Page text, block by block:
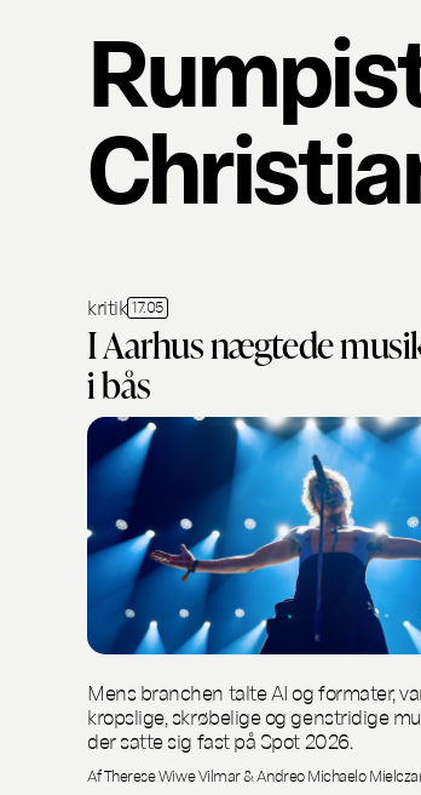
kritik 17.05
I Aarhus nægtede
i bås
Mens branchen talte AI og formater,
kropslige, skrøbelige og genstridige
der satte sig fast på Spot 2026.
Af Therese Wiwe Vilmar & Andreo Michaelo